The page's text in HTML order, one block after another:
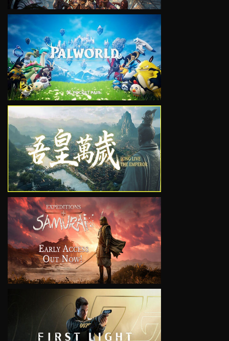
VIEW
VIEW
VIEW
VIEW